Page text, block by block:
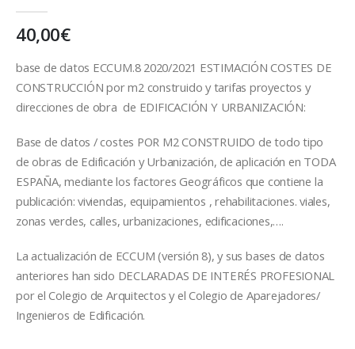
40,00€
base de datos ECCUM.8 2020/2021 ESTIMACIÓN COSTES DE
CONSTRUCCIÓN por m2 construido y tarifas proyectos y
direcciones de obra de EDIFICACIÓN Y URBANIZACIÓN:
Base de datos / costes POR M2 CONSTRUIDO de todo tipo
de obras de Edificación y Urbanización, de aplicación en TODA
ESPAÑA, mediante los factores Geográficos que contiene la
publicación: viviendas, equipamientos , rehabilitaciones. viales,
zonas verdes, calles, urbanizaciones, edificaciones,….
La actualización de ECCUM (versión 8), y sus bases de datos
anteriores han sido DECLARADAS DE INTERÉS PROFESIONAL
por el Colegio de Arquitectos y el Colegio de Aparejadores/
Ingenieros de Edificación.